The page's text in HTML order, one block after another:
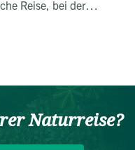
Reise, bei der
Naturreise?